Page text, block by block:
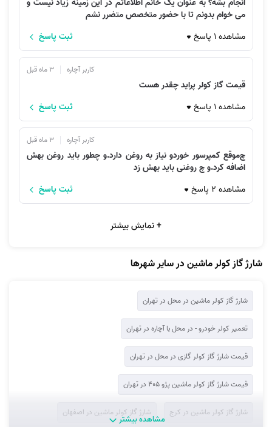
سفرهای خود ادامه دهید و از تابستانی خنک و دلپذیر لذت ببرید.
می خوام بدونم تا با حضور متخصص متضرر نشم
مشاهده 1 پاسخ
ثبت پاسخ
کاربر آچاره 3 ماه قبل
قیمت گاز کولر پراید چقدر هست
مشاهده 1 پاسخ
ثبت پاسخ
کاربر آچاره 3 ماه قبل
چ‌موقع کمپرسور خوردو نیاز به روغن دارد.و چطور باید روغن بهش
اضافه کرد.و چ روغنی باید بهش زد
مشاهده 2 پاسخ
ثبت پاسخ
+ نمایش بیشتر
شارژ گاز کولر ماشین در سایر شهرها
شارژ گاز کولر ماشین در محل در تهران
تعمیر کولر خودرو - در محل با آچاره در تهران
قیمت شارژ گاز کولر گازی در محل در تهران
قیمت شارژ گاز کولر ماشین پژو 405 در تهران
شارژ گاز کولر ماشین در کرج شارژ گاز کولر ماشین در اصفهان
مشاهده بیشتر